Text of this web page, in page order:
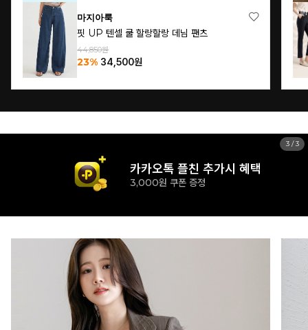
프리미엄마지아
누구나 팬츠(여름 프리미엄 슬랙스ver.)
63,100원
40% 37,900원
카카오톡 플친 추가시 혜택
3,000원 쿠폰 증정
1/3